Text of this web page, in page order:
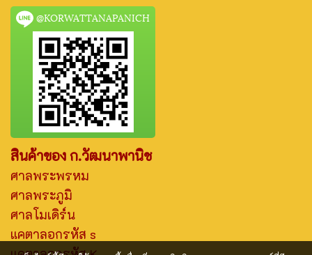
@KORWATTANAPANICH
สินค้าของ ก.วัฒนาพานิช
ศาลพระพรหม
ศาลพระภูมิ
ศาลโมเดิร์น
แคตาลอกรหัส s